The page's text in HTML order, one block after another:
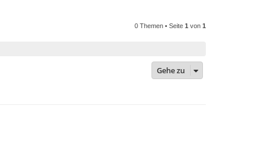
0 Themen • Seite 1 von 1
Gehe zu